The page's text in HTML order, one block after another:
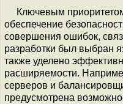
Ключевым
обеспечение
совершения ошибок,
разработки был выбран
также уделено
расширяемости.
серверов и
предусмотрена